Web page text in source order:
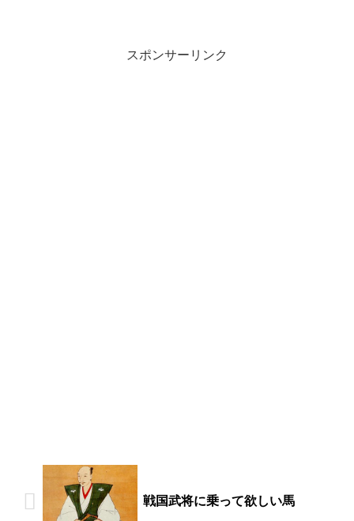
スポンサーリンク
戦国武将に乗って欲しい馬